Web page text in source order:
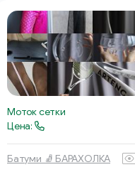
Моток сетки
Цена:
Батуми 🧦 БАРАХОЛКА